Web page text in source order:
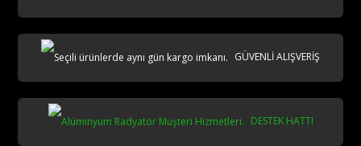
GÜVENLİ ALIŞVERİŞ
DESTEK HATTI